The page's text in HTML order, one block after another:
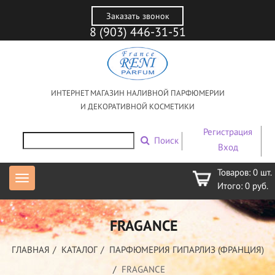
Заказать звонок
8 (903) 446-31-51
ИНТЕРНЕТ МАГАЗИН НАЛИВНОЙ ПАРФЮМЕРИИ
И ДЕКОРАТИВНОЙ КОСМЕТИКИ
Поиск
Регистрация
Вход
Товаров: 0 шт.
Итого: 0 руб.
FRAGANCE
ГЛАВНАЯ КАТАЛОГ
ПАРФЮМЕРИЯ ГИПАРЛИЗ (ФРАНЦИЯ)
FRAGANCE